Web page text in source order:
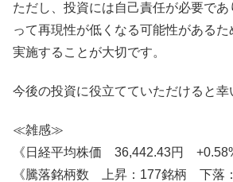
ただし、投資には自己責任が必要であ
って再現性が低くなる可能性がある
実施することが大切です。
今後の投資に役立てていただけると幸
≪雑感≫
《日経平均株価 36,442.43円
《騰落銘柄数 上昇：177銘柄 下落